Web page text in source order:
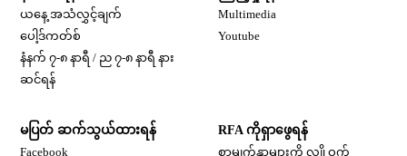
ယနေ့ အသံလွှင့်ချက်
ပေါ့ဒ်ကတ်စ်
နံနက် ၇-၈ နာရီ / ည ၇-၈ နာရီ နား
ဆင်ရန်
Multimedia
Youtube
မပြတ် ဆက်သွယ်ထားရန်
Facebook
RFA ကိုရှာဖွေရန်
စာမျက်နှာများကို လျှို့ဝှက်